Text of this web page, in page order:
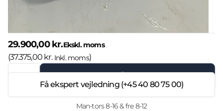
29.900,00 kr.Ekskl. moms
(37.375,00 kr. Inkl. moms)
Læg i kurven
Få ekspert vejledning (+45 40 80 75 00)
Man-tors 8-16 & fre 8-12